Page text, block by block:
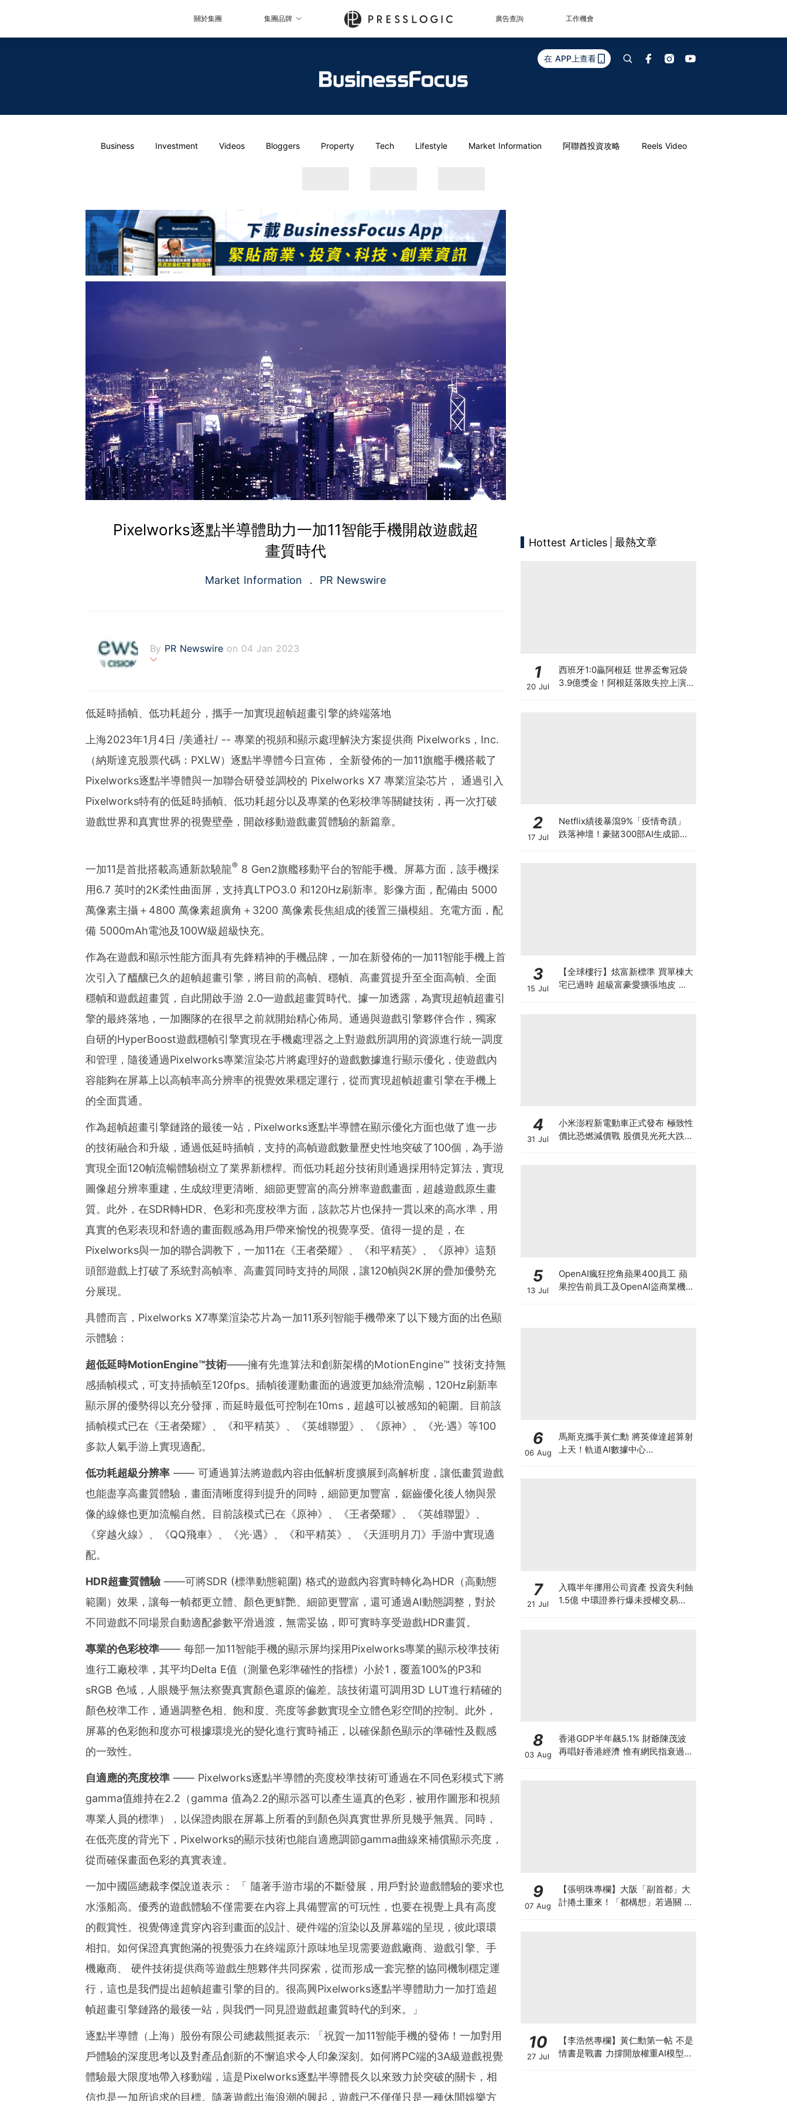
關於集團 集團品牌 廣告查詢 工作機會
在 APP上查看
Business Investment Videos Bloggers Property Tech Lifestyle Market Information 阿聯酋投資攻略 Reels Video
Pixelworks逐點半導體助力一加11智能手機開啟遊戲超
畫質時代
Market Information PR Newswire
By PR Newswire on 04 Jan 2023
marketers, corporate communicators and investor relations professionals le
verage to engage key audiences. Having pioneered the commercial news di
stribution industry since 1954, PR Newswire today provides end-to-end solu
tions to produce, distribute, target and measure text and multimedia conten
t across traditional, digital, mobile and social channels. Combining the worl
d's largest multi-channel content distribution and optimization network with
comprehensive workflow tools and platforms, PR Newswire powers the stor
ds of clients from offices in the Americas, Europe, Middle East, Africa and
Asia-Pacific regions.
低延時插幀、低功耗超分，攜手一加實現超幀超畫引擎的終端落地
上海2023年1月4日 /美通社/ -- 專業的視頻和顯示處理解決方案提供商 Pixelworks，Inc.
（納斯達克股票代碼：PXLW）逐點半導體今日宣佈， 全新發佈的一加11旗艦手機搭載了
Pixelworks逐點半導體與一加聯合研發並調校的 Pixelworks X7 專業渲染芯片， 通過引入
Pixelworks特有的低延時插幀、低功耗超分以及專業的色彩校準等關鍵技術，再一次打破
遊戲世界和真實世界的視覺壁壘，開啟移動遊戲畫質體驗的新篇章。
一加11是首批搭載高通新款驍龍®8 Gen2旗艦移動平台的智能手機。屏幕方面，該手機採
用6.7 英吋的2K柔性曲面屏，支持真LTPO3.0 和120Hz刷新率。影像方面，配備由 5000
萬像素主攝＋4800 萬像素超廣角＋3200 萬像素長焦組成的後置三攝模組。充電方面，配
備 5000mAh電池及100W級超級快充。
作為在遊戲和顯示性能方面具有先鋒精神的手機品牌，一加在新發佈的一加11智能手機上首
次引入了醞釀已久的超幀超畫引擎，將目前的高幀、穩幀、高畫質提升至全面高幀、全面
穩幀和遊戲超畫質，自此開啟手游 2.0—遊戲超畫質時代。據一加透露，為實現超幀超畫引
擎的最終落地，一加團隊的在很早之前就開始精心佈局。通過與遊戲引擎夥伴合作，獨家
自研的HyperBoost遊戲穩幀引擎實現在手機處理器之上對遊戲所調用的資源進行統一調度
和管理，隨後通過Pixelworks專業渲染芯片將處理好的遊戲數據進行顯示優化，使遊戲內
容能夠在屏幕上以高幀率高分辨率的視覺效果穩定運行，從而實現超幀超畫引擎在手機上
的全面貫通。
作為超幀超畫引擎鏈路的最後一站，Pixelworks逐點半導體在顯示優化方面也做了進一步
的技術融合和升級，通過低延時插幀，支持的高幀遊戲數量歷史性地突破了100個，為手游
實現全面120幀流暢體驗樹立了業界新標桿。而低功耗超分技術則通過採用特定算法，實現
圖像超分辨率重建，生成紋理更清晰、細節更豐富的高分辨率遊戲畫面，超越遊戲原生畫
質。此外，在SDR轉HDR、色彩和亮度校準方面，該款芯片也保持一貫以來的高水準，用
真實的色彩表現和舒適的畫面觀感為用戶帶來愉悅的視覺享受。值得一提的是，在
Pixelworks與一加的聯合調教下，一加11在《王者榮耀》、《和平精英》、《原神》這類
頭部遊戲上打破了系統對高幀率、高畫質同時支持的局限，讓120幀與2K屏的疊加優勢充
分展現。
具體而言，Pixelworks X7專業渲染芯片為一加11系列智能手機帶來了以下幾方面的出色顯
示體驗：
超低延時MotionEngine™技術——擁有先進算法和創新架構的MotionEngine™ 技術支持無
感插幀模式，可支持插幀至120fps。插幀後運動畫面的過渡更加絲滑流暢，120Hz刷新率
顯示屏的優勢得以充分發揮，而延時最低可控制在10ms，超越可以被感知的範圍。目前該
插幀模式已在《王者榮耀》、《和平精英》、《英雄聯盟》、《原神》、《光·遇》等100
多款人氣手游上實現適配。
低功耗超級分辨率—— 可通過算法將遊戲內容由低解析度擴展到高解析度，讓低畫質遊戲
也能盡享高畫質體驗，畫面清晰度得到提升的同時，細節更加豐富，鋸齒優化後人物與景
像的線條也更加流暢自然。目前該模式已在《原神》、《王者榮耀》、《英雄聯盟》、
《穿越火線》、《QQ飛車》、《光·遇》、《和平精英》、《天涯明月刀》手游中實現適
配。
HDR超畫質體驗——可將SDR (標準動態範圍) 格式的遊戲內容實時轉化為HDR（高動態
範圍）效果，讓每一幀都更立體、顏色更鮮艷、細節更豐富，還可通過AI動態調整，對於
不同遊戲不同場景自動適配參數平滑過渡，無需妥協，即可實時享受遊戲HDR畫質。
專業的色彩校準—— 每部一加11智能手機的顯示屏均採用Pixelworks專業的顯示校準技術
進行工廠校準，其平均Delta E值（測量色彩準確性的指標）小於1，覆蓋100%的P3和
sRGB 色域，人眼幾乎無法察覺真實顏色還原的偏差。該技術還可調用3D LUT進行精確的
顏色校準工作，通過調整色相、飽和度、亮度等參數實現全立體色彩空間的控制。此外，
屏幕的色彩飽和度亦可根據環境光的變化進行實時補正，以確保顏色顯示的準確性及觀感
的一致性。
自適應的亮度校準—— Pixelworks逐點半導體的亮度校準技術可通過在不同色彩模式下將
gamma值維持在2.2（gamma 值為2.2的顯示器可以產生逼真的色彩，被用作圖形和視頻
專業人員的標準），以保證肉眼在屏幕上所看的到顏色與真實世界所見幾乎無異。同時，
在低亮度的背光下，Pixelworks的顯示技術也能自適應調節gamma曲線來補償顯示亮度，
從而確保畫面色彩的真實表達。
一加中國區總裁李傑說道表示： 「 隨著手游市場的不斷發展，用戶對於遊戲體驗的要求也
水漲船高。優秀的遊戲體驗不僅需要在內容上具備豐富的可玩性，也要在視覺上具有高度
的觀賞性。視覺傳達貫穿內容到畫面的設計、硬件端的渲染以及屏幕端的呈現，彼此環環
相扣。如何保證真實飽滿的視覺張力在終端原汁原味地呈現需要遊戲廠商、遊戲引擎、手
機廠商、 硬件技術提供商等遊戲生態夥伴共同探索，從而形成一套完整的協同機制穩定運
行，這也是我們提出超幀超畫引擎的目的。很高興Pixelworks逐點半導體助力一加打造超
幀超畫引擎鏈路的最後一站，與我們一同見證遊戲超畫質時代的到來。」
逐點半導體（上海）股份有限公司總裁熊挺表示: 「祝賀一加11智能手機的發佈！一加對用
戶體驗的深度思考以及對產品創新的不懈追求令人印象深刻。如何將PC端的3A級遊戲視覺
體驗最大限度地帶入移動端，這是Pixelworks逐點半導體長久以來致力於突破的關卡，相
信也是一加所追求的目標。隨著遊戲出海浪潮的興起，遊戲已不僅僅只是一種休閒娛樂方
Hottest Articles 最熱文章
1
20 Jul
西班牙1:0贏阿根廷 世界盃奪冠袋
3.9億獎金！阿根廷落敗失控上演
2
17 Jul
Netflix績後暴瀉9%「疫情奇蹟」
跌落神壇！豪賭300部AI生成節目
3
15 Jul
【全球樓行】炫富新標準 買單棟大
宅已過時 超級富豪愛擴張地皮 建
4
31 Jul
小米澎程新電動車正式發布 極致性
價比恐燃減價戰 股價見光死大跌
5
13 Jul
OpenAI瘋狂挖角蘋果400員工 蘋
果控告前員工及OpenAI盜商業機
6
06 Aug
馬斯克攜手黃仁勳 將英偉達超算射
上天！軌道AI數據中心
7
21 Jul
入職半年挪用公司資產 投資失利蝕
1.5億 中環證券行爆未授權交易風
8
03 Aug
香港GDP半年飆5.1% 財爺陳茂波
再唱好香港經濟 惟有網民指衰過
9
07 Aug
【張明珠專欄】大阪「副首都」大
計捲土重來！「都構想」若過關 大
10
27 Jul
【李浩然專欄】黃仁勳第一帖 不是
情書是戰書 力撐開放權重AI模型